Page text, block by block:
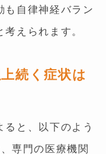
も自律神経バラン
えられます。
続く症状は
と、以下のよう
専門の医療機関